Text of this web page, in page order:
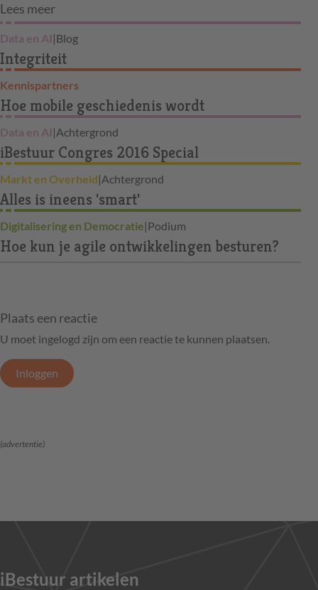
Lees meer
Data en AI |Blog
Integriteit
Kennispartners
Hoe mobile geschiedenis wordt
Data en AI |Achtergrond
iBestuur Congres 2016 Special
Markt en Overheid|Achtergrond
Alles is ineens 'smart'
Digitalisering en Democratie|Podium
Hoe kun je agile ontwikkelingen besturen?
Plaats een reactie
U moet ingelogd zijn om een reactie te kunnen plaatsen.
Inloggen
(advertentie)
iBestuur artikelen